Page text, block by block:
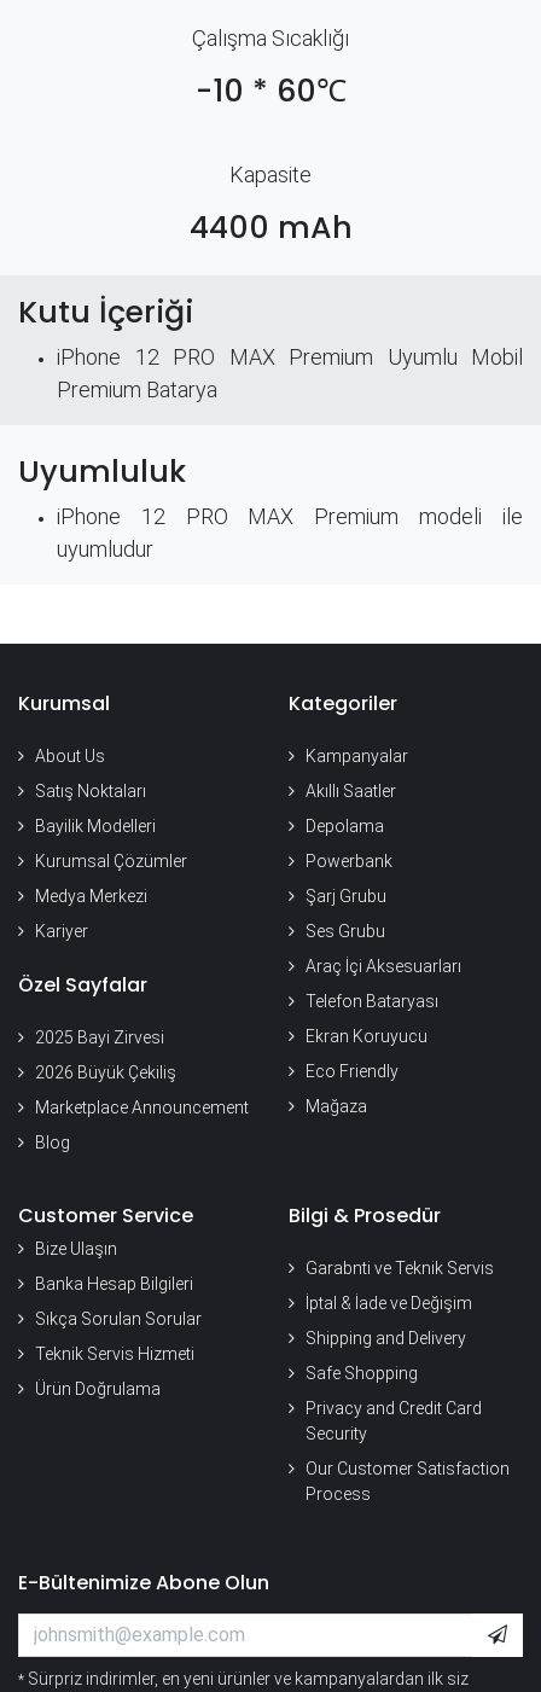
Çalışma Sıcaklığı
-10 * 60℃
Kapasite
4400 mAh
Kutu İçeriği
iPhone 12 PRO MAX Premium Uyumlu Mobil
Premium Batarya
Uyumluluk
iPhone 12 PRO MAX Premium modeli ile
uyumludur
Kurumsal
About Us
Satış Noktaları
Bayilik Modelleri
Kurumsal Çözümler
Medya Merkezi
Kariyer
Özel Sayfalar
2025 Bayi Zirvesi
2026 Büyük Çekiliş
Marketplace Announcement
Blog
Kategoriler
Kampanyalar
Akıllı Saatler
Depolama
Powerbank
Şarj Grubu
Ses Grubu
Araç İçi Aksesuarları
Telefon Bataryası
Ekran Koruyucu
Eco Friendly
Mağaza
Customer Service
Bize Ulaşın
Banka Hesap Bilgileri
Sıkça Sorulan Sorular
Teknik Servis Hizmeti
Ürün Doğrulama
Bilgi & Prosedür
Garabnti ve Teknik Servis
İptal & İade ve Değişim
Shipping and Delivery
Safe Shopping
Privacy and Credit Card
Security
Our Customer Satisfaction
Process
E-Bültenimize Abone Olun
* Sürpriz indirimler, en yeni ürünler ve kampanyalardan ilk siz